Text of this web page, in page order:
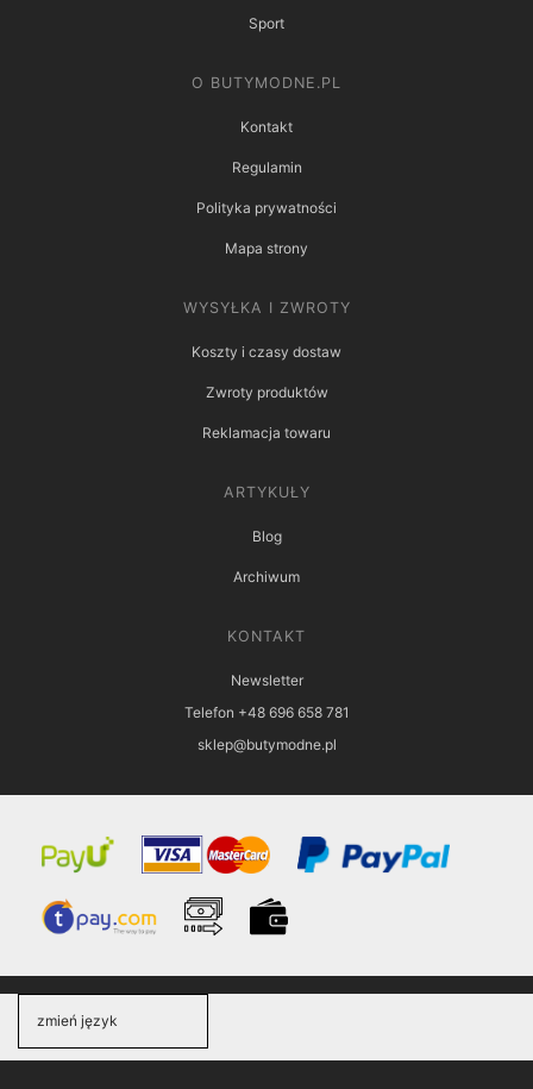
Sport
O BUTYMODNE.PL
Kontakt
Regulamin
Polityka prywatności
Mapa strony
WYSYŁKA I ZWROTY
Koszty i czasy dostaw
Zwroty produktów
Reklamacja towaru
ARTYKUŁY
Blog
Archiwum
KONTAKT
Newsletter
Telefon +48 696 658 781
sklep@butymodne.pl
zmień język